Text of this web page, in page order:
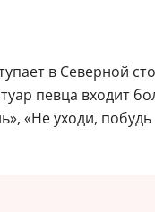
в Северной
певца входит
«Не уходи,